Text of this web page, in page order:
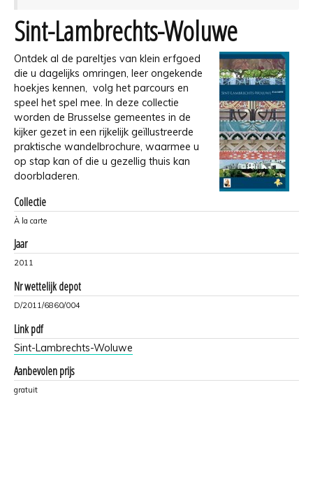
Sint-Lambrechts-Woluwe
Ontdek al de pareltjes van klein erfgoed
die u dagelijks omringen, leer ongekende
hoekjes kennen, volg het parcours en
speel het spel mee. In deze collectie
worden de Brusselse gemeentes in de
kijker gezet in een rijkelijk geïllustreerde
praktische wandelbrochure, waarmee u
op stap kan of die u gezellig thuis kan
doorbladeren.
Collectie
À la carte
Jaar
2011
Nr wettelijk depot
D/2011/6860/004
Link pdf
Sint-Lambrechts-Woluwe
Aanbevolen prijs
gratuit